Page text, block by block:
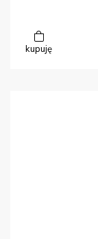
kupuję